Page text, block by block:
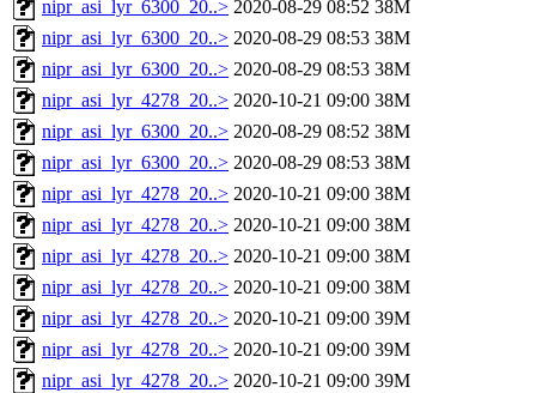
nipr_asi_lyr_6300_20..> 2020-08-29 08:52 38M
nipr_asi_lyr_6300_20..> 2020-08-29 08:53 38M
nipr_asi_lyr_6300_20..> 2020-08-29 08:53 38M
nipr_asi_lyr_4278_20..> 2020-10-21 09:00 38M
nipr_asi_lyr_6300_20..> 2020-08-29 08:52 38M
nipr_asi_lyr_6300_20..> 2020-08-29 08:53 38M
nipr_asi_lyr_4278_20..> 2020-10-21 09:00 38M
nipr_asi_lyr_4278_20..> 2020-10-21 09:00 38M
nipr_asi_lyr_4278_20..> 2020-10-21 09:00 38M
nipr_asi_lyr_4278_20..> 2020-10-21 09:00 38M
nipr_asi_lyr_4278_20..> 2020-10-21 09:00 39M
nipr_asi_lyr_4278_20..> 2020-10-21 09:00 39M
nipr_asi_lyr_4278_20..> 2020-10-21 09:00 39M